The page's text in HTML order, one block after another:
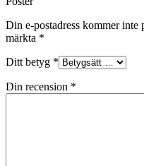
Din e-postadress kommer inte
märkta *
Ditt betyg *
Din recension *